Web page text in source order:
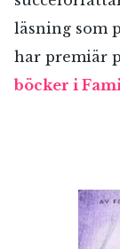
läsning som
har premiär
böcker i